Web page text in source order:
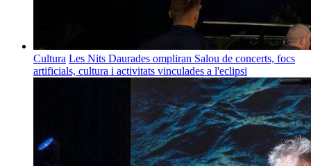
Cultura Les Nits Daurades ompliran Salou de concerts, focs
artificials, cultura i activitats vinculades a l'eclipsi